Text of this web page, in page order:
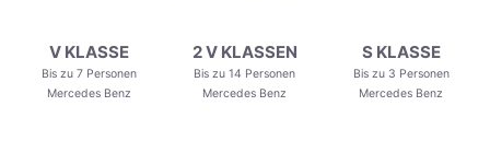
V KLASSE
Bis zu 7 Personen
Mercedes Benz
2 V KLASSEN
Bis zu 14 Personen
Mercedes Benz
S KLASSE
Bis zu 3 Personen
Mercedes Benz